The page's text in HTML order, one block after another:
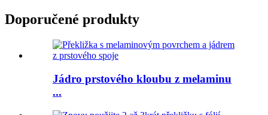
Doporučené produkty
Jádro prstového kloubu z melaminu
...